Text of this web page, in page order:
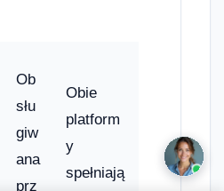
Ob
słu
giw
ana
prz
Obie
platform
y
spełniają